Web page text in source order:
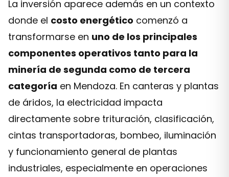
La inversión aparece además en un contexto
donde el costo energético comenzó a
transformarse en uno de los principales
componentes operativos tanto para la
minería de segunda como de tercera
categoría en Mendoza. En canteras y plantas
de áridos, la electricidad impacta
directamente sobre trituración, clasificación,
cintas transportadoras, bombeo, iluminación
y funcionamiento general de plantas
industriales, especialmente en operaciones